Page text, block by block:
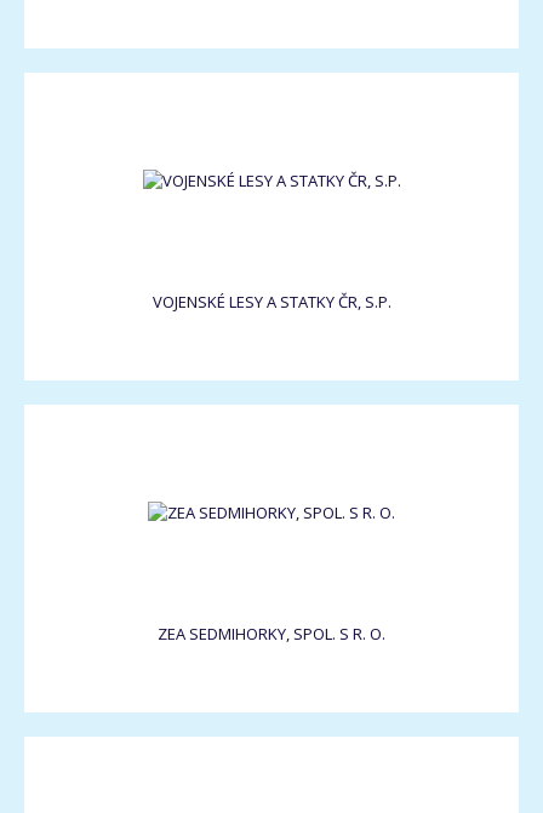
VOJENSKÉ LESY A STATKY ČR, S.P.
ZEA SEDMIHORKY, SPOL. S R. O.